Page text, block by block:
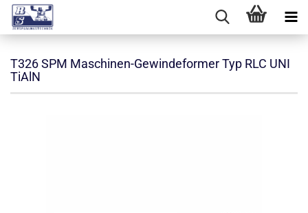
T326 SPM Maschinen-Gewindeformer Typ RLC UNI
TiAlN